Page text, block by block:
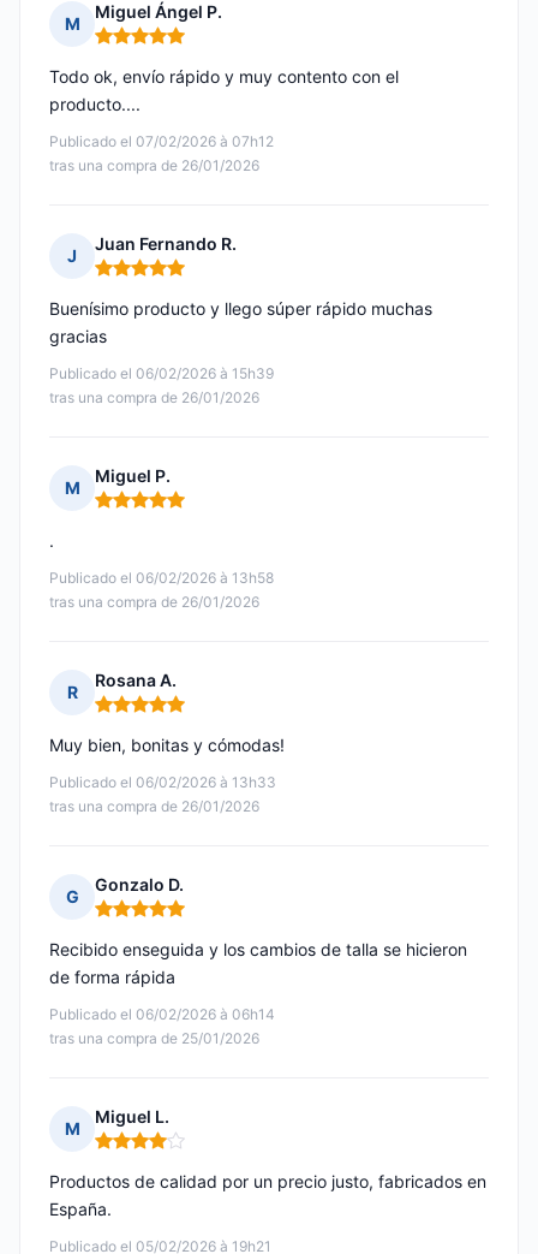
M
Miguel Ángel P.
Nota: 5 de 5
Publicado el 07/02/2026 à 07h12
tras una compra de 26/01/2026
Todo ok, envío rápido y muy contento con el
producto....
J
Juan Fernando R.
Nota: 5 de 5
Publicado el 06/02/2026 à 15h39
tras una compra de 26/01/2026
Buenísimo producto y llego súper rápido muchas
gracias
M
Miguel P.
Nota: 5 de 5
Publicado el 06/02/2026 à 13h58
tras una compra de 26/01/2026
.
R
Rosana A.
Nota: 5 de 5
Publicado el 06/02/2026 à 13h33
tras una compra de 26/01/2026
Muy bien, bonitas y cómodas!
G
Gonzalo D.
Nota: 5 de 5
Publicado el 06/02/2026 à 06h14
tras una compra de 25/01/2026
Recibido enseguida y los cambios de talla se hicieron
de forma rápida
M
Miguel L.
Nota: 4 de 5
Publicado el 05/02/2026 à 19h21
Productos de calidad por un precio justo, fabricados en
España.